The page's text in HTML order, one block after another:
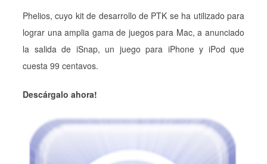
Phelios, cuyo kit de desarrollo de PTK se ha utilizado para
lograr una amplia gama de juegos para Mac, a anunciado
la salida de iSnap, un juego para iPhone y iPod que
cuesta 99 centavos.
Descárgalo ahora!